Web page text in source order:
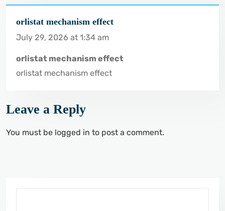
orlistat mechanism effect
July 29, 2026 at 1:34 am
orlistat mechanism effect
orlistat mechanism effect
Leave a Reply
You must be logged in to post a comment.